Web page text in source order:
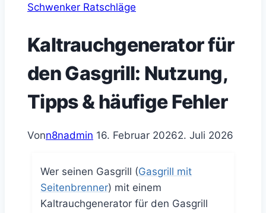
Schwenker Ratschläge
Kaltrauchgenerator für
den Gasgrill: Nutzung,
Tipps & häufige Fehler
Vonn8nadmin 16. Februar 20262. Juli 2026
Wer seinen Gasgrill (Gasgrill mit
Seitenbrenner) mit einem
Kaltrauchgenerator für den Gasgrill